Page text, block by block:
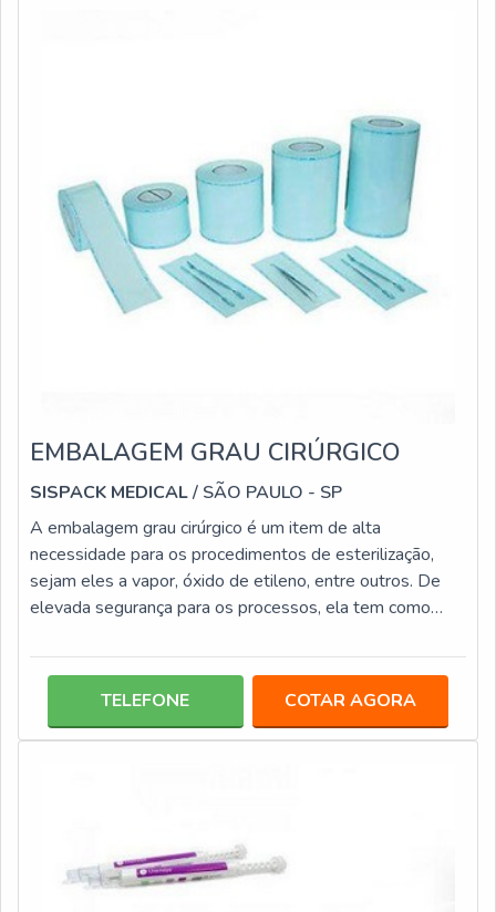
EMBALAGEM GRAU CIRÚRGICO
SISPACK MEDICAL/ SÃO PAULO - SP
A embalagem grau cirúrgico é um item de alta
necessidade para os procedimentos de esterilização,
sejam eles a vapor, óxido de etileno, entre outros. De
elevada segurança para os processos, ela tem como
eles: Bário; Chumbo; Látex; Mercúrio.Por serem
outros componentes nocivos, esta modalidade traz ainda
mais segurança e eficácia às atividades de esterilização
TELEFONE COTAR AGORA